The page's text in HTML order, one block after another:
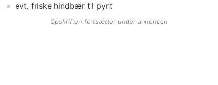
evt. friske hindbær til pynt
Opskriften fortsætter under annoncen